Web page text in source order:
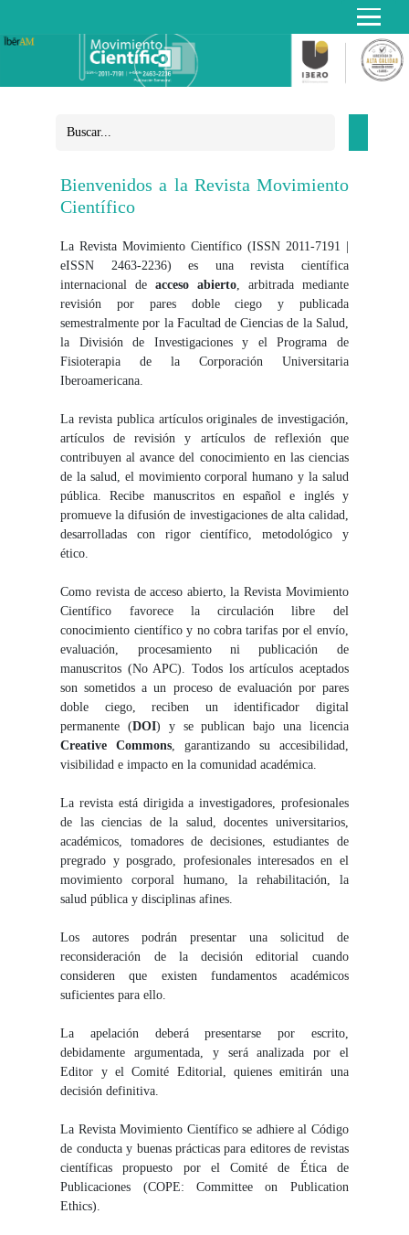
Bienvenidos a la Revista Movimiento
Científico
La Revista Movimiento Científico (ISSN 2011-7191 |
eISSN 2463-2236) es una revista científica
internacional deacceso abierto, arbitrada mediante
revisión por pares doble ciego y publicada
semestralmente por la Facultad de Ciencias de la Salud,
la División de Investigaciones y el Programa de
Fisioterapia de la Corporación Universitaria
Iberoamericana.
La revista publica artículos originales de investigación,
artículos de revisión y artículos de reflexión que
contribuyen al avance del conocimiento en las ciencias
de la salud, el movimiento corporal humano y la salud
pública. Recibe manuscritos en español e inglés y
promueve la difusión de investigaciones de alta calidad,
desarrolladas con rigor científico, metodológico y
ético.
Como revista de acceso abierto, la Revista Movimiento
Científico favorece la circulación libre del
conocimiento científico y no cobra tarifas por el envío,
evaluación, procesamiento ni publicación de
manuscritos (No APC). Todos los artículos aceptados
son sometidos a un proceso de evaluación por pares
doble ciego, reciben un identificador digital
permanente (DOI) y se publican bajo una licencia
Creative Commons , garantizando su accesibilidad,
visibilidad e impacto en la comunidad académica.
La revista está dirigida a investigadores, profesionales
de las ciencias de la salud, docentes universitarios,
académicos, tomadores de decisiones, estudiantes de
pregrado y posgrado, profesionales interesados en el
movimiento corporal humano, la rehabilitación, la
salud pública y disciplinas afines.
Los autores podrán presentar una solicitud de
reconsideración de la decisión editorial cuando
consideren que existen fundamentos académicos
suficientes para ello.
La apelación deberá presentarse por escrito,
debidamente argumentada, y será analizada por el
Editor y el Comité Editorial, quienes emitirán una
decisión definitiva.
La Revista Movimiento Científico se adhiere al Código
de conducta y buenas prácticas para editores de revistas
científicas propuesto por el Comité de Ética de
Publicaciones (COPE: Committee on Publication
Ethics).